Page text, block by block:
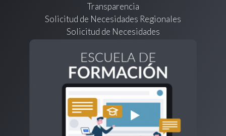
Transparencia
Solicitud de Necesidades Regionales
Solicitud de Necesidades